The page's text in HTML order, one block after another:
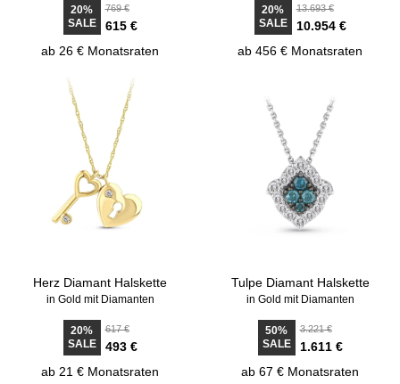
20%
SALE
769 €
615 €
ab 26 € Monatsraten
20%
SALE
13.693 €
10.954 €
ab 456 € Monatsraten
Herz Diamant Halskette
in Gold mit Diamanten
20%
SALE
617 €
493 €
ab 21 € Monatsraten
Tulpe Diamant Halskette
in Gold mit Diamanten
50%
SALE
3.221 €
1.611 €
ab 67 € Monatsraten